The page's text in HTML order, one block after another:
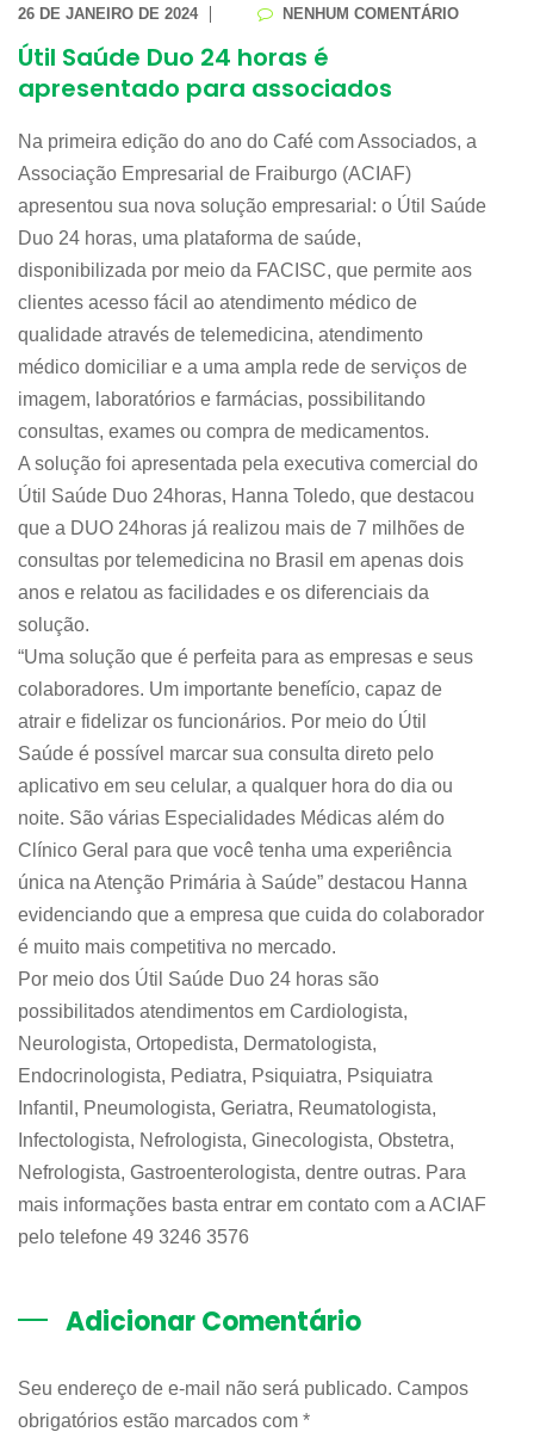
26 DE JANEIRO DE 2024 NENHUM COMENTÁRIO
Útil Saúde Duo 24 horas é
apresentado para associados
Na primeira edição do ano do Café com Associados, a
Associação Empresarial de Fraiburgo (ACIAF)
apresentou sua nova solução empresarial: o Útil Saúde
Duo 24 horas, uma plataforma de saúde,
disponibilizada por meio da FACISC, que permite aos
clientes acesso fácil ao atendimento médico de
qualidade através de telemedicina, atendimento
médico domiciliar e a uma ampla rede de serviços de
imagem, laboratórios e farmácias, possibilitando
consultas, exames ou compra de medicamentos.
A solução foi apresentada pela executiva comercial do
Útil Saúde Duo 24horas, Hanna Toledo, que destacou
que a DUO 24horas já realizou mais de 7 milhões de
consultas por telemedicina no Brasil em apenas dois
anos e relatou as facilidades e os diferenciais da
solução.
“Uma solução que é perfeita para as empresas e seus
colaboradores. Um importante benefício, capaz de
atrair e fidelizar os funcionários. Por meio do Útil
Saúde é possível marcar sua consulta direto pelo
aplicativo em seu celular, a qualquer hora do dia ou
noite. São várias Especialidades Médicas além do
Clínico Geral para que você tenha uma experiência
única na Atenção Primária à Saúde” destacou Hanna
evidenciando que a empresa que cuida do colaborador
é muito mais competitiva no mercado.
Por meio dos Útil Saúde Duo 24 horas são
possibilitados atendimentos em Cardiologista,
Neurologista, Ortopedista, Dermatologista,
Endocrinologista, Pediatra, Psiquiatra, Psiquiatra
Infantil, Pneumologista, Geriatra, Reumatologista,
Infectologista, Nefrologista, Ginecologista, Obstetra,
Nefrologista, Gastroenterologista, dentre outras. Para
mais informações basta entrar em contato com a ACIAF
pelo telefone 49 3246 3576
Adicionar Comentário
Seu endereço de e-mail não será publicado. Campos
obrigatórios estão marcados com *